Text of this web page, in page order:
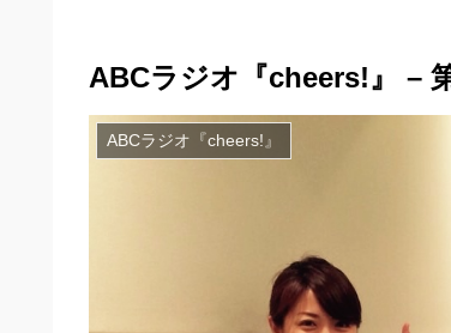
ABCラジオ『cheers!』 –
ABCラジオ『cheers!』